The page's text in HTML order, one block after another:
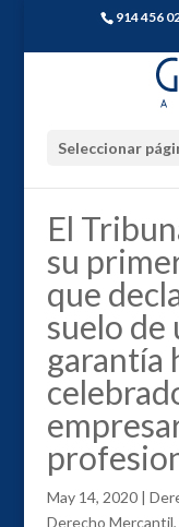
914 456
Seleccionar
El
su
que
suelo de
garantía
May 14, 2020|
Derecho Mercantil,